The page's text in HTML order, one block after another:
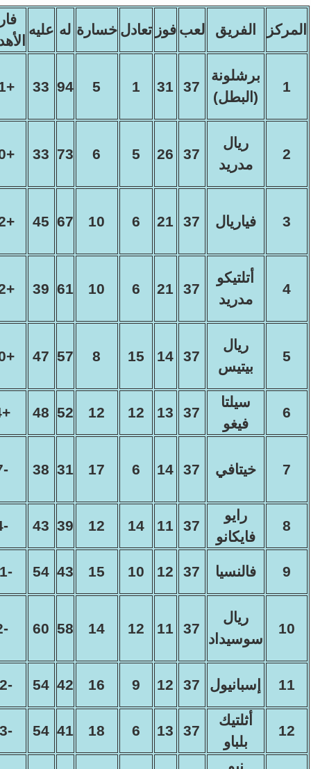
المركز الفريق لعب فوز تعادل خسارة له عليه
1
برشلونة
(البطل)
37
31
1
5
94
33
+61
2
ريال
مدريد
37
26
5
6
73
33
+40
3 فياريال 37
21
6
10
67
45
+22
4
أتلتيكو
مدريد
37
21
6
10
61
39
+22
5
ريال
بيتيس
37
14
15
8
57
47
+10
6
سيلتا
فيغو
37
13
12
12
52
48
+4
7 خيتافي 37
14
6
17
31
38
-7
8
رايو
فايكانو
37
11
14
12
39
43
-4
9 فالنسيا 37
12
10
15
43
54
-11
10
ريال
سوسيداد
37
11
12
14
58
60
-2
11 إسبانيول 37
12
9
16
42
54
-12
12
أثلتيك
بلباو
37
13
6
18
41
54
-13